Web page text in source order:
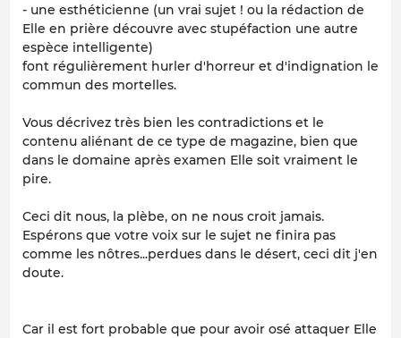
- une esthéticienne (un vrai sujet ! ou la rédaction de
Elle en prière découvre avec stupéfaction une autre
espèce intelligente)
font régulièrement hurler d'horreur et d'indignation le
commun des mortelles.
Vous décrivez très bien les contradictions et le
contenu aliénant de ce type de magazine, bien que
dans le domaine après examen Elle soit vraiment le
pire.
Ceci dit nous, la plèbe, on ne nous croit jamais.
Espérons que votre voix sur le sujet ne finira pas
comme les nôtres...perdues dans le désert, ceci dit j'en
doute.
Car il est fort probable que pour avoir osé attaquer Elle